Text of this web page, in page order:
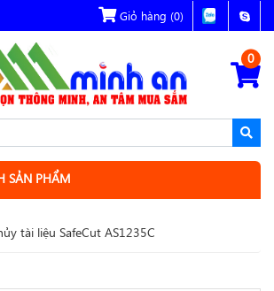
Giỏ hàng (0)
0
SẢN PHẨM
tài liệu SafeCut AS1235C